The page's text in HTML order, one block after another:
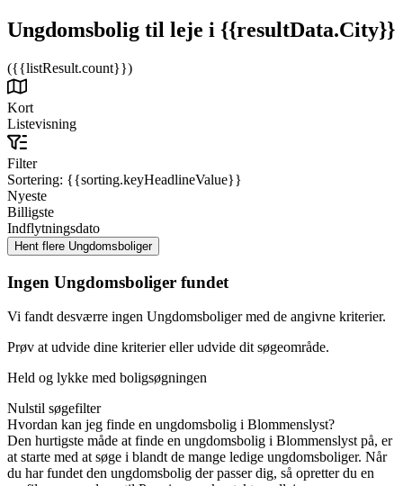
Ungdomsbolig til leje i {{resultData.City}}
({{listResult.count}})
Kort
Listevisning
Filter
Sortering: {{sorting.keyHeadlineValue}}
Nyeste
Billigste
Indflytningsdato
Ingen Ungdomsboliger fundet
Vi fandt desværre ingen Ungdomsboliger med de angivne kriterier.
Prøv at udvide dine kriterier eller udvide dit søgeområde.
Held og lykke med boligsøgningen
Nulstil søgefilter
Hvordan kan jeg finde en ungdomsbolig i Blommenslyst?
Den hurtigste måde at finde en ungdomsbolig i Blommenslyst på, er
at starte med at søge i blandt de mange ledige ungdomsboliger. Når
du har fundet den ungdomsbolig der passer dig, så opretter du en